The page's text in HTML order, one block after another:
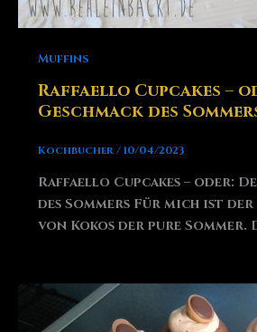
Muffins
Raffaello Cupcakes –
Geschmack des
Kochbucher/10/04/2023
Raffaello Cupcakes – oder:
des Sommers Für mich ist der
von Kokos der pure Sommer.